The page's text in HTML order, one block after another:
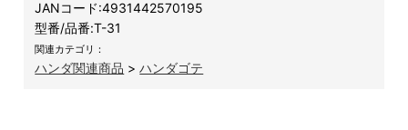
JANコード:4931442570195
型番/品番:T-31
関連カテゴリ：
ハンダ関連商品 >ハンダゴテ